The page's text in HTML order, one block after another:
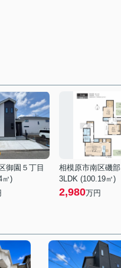
御園５丁目
㎡)
相模原市南区磯部
3LDK (100.19㎡)
2,980万円